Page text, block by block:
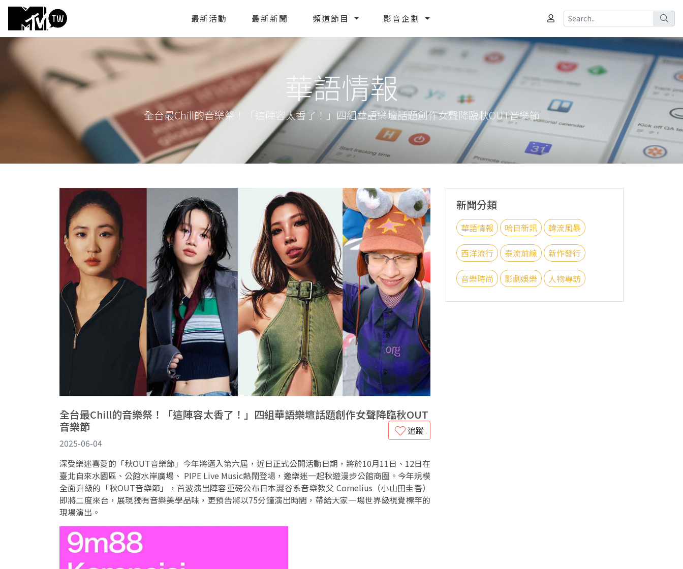
最新活動 最新新聞 頻道節目 影音企劃
華語情報
全台最Chill的音樂祭！「這陣容太香了！」四組華語樂壇話題創作女聲降臨秋OUT音樂節
全台最Chill的音樂祭！「這陣容太香了！」四組華語樂壇話題創作女聲降臨秋OUT
音樂節
追蹤
2025-06-04
深受樂迷喜愛的「秋OUT音樂節」今年將邁入第六屆，近日正式公開活動日期，將於10月11日、12日在
臺北自來水園區、公館水岸廣場、 PIPE Live Music熱鬧登場，邀樂迷一起秋遊漫步公館商圈。今年規模
全面升級的「秋OUT音樂節」，首波演出陣容重磅公布日本澀谷系音樂教父 Cornelius（小山田圭吾）
即將二度來台，展現獨有音樂美學品味，更預告將以75分鐘演出時間，帶給大家一場世界級視覺標竿的
現場演出。
新聞分類
華語情報 哈日新訊 韓流風暴
西洋流行 泰流前線 新作發行
音樂時尚 影劇娛樂 人物專訪